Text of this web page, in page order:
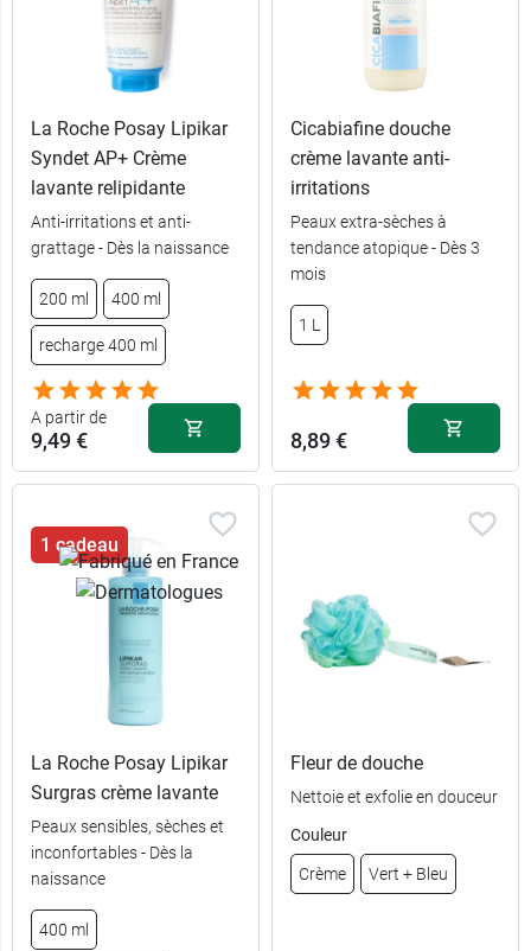
La Roche Posay Lipikar
Syndet AP+ Crème
lavante relipidante
Anti-irritations et anti-
grattage - Dès la naissance
200 ml 400 ml
recharge 400 ml
A partir de
9,49 €
200 ml
400 ml
Cicabiafine douche
crème lavante anti-
irritations
Peaux extra-sèches à
tendance atopique - Dès 3
mois
1 L
8,89 €
1 cadeau
La Roche Posay Lipikar
Surgras crème lavante
Peaux sensibles, sèches et
inconfortables - Dès la
naissance
400 ml
Fleur de douche
Nettoie et exfolie en douceur
Couleur
Crème Vert + Bleu